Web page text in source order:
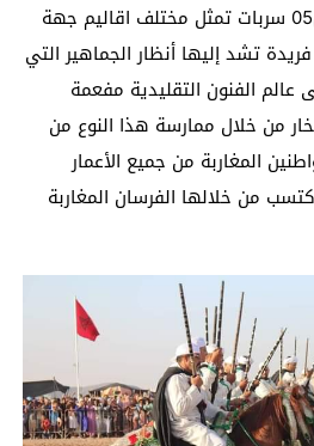
وتشارك في هذه العروض05 سربات تمثل مختلف اقاليم جهة
تشد إليها أنظار الجماهير التي
عالم الفنون التقليدية مفعمة
من خلال ممارسة هذا النوع من
المغاربة من جميع الأعمار
من خلالها الفرسان المغاربة